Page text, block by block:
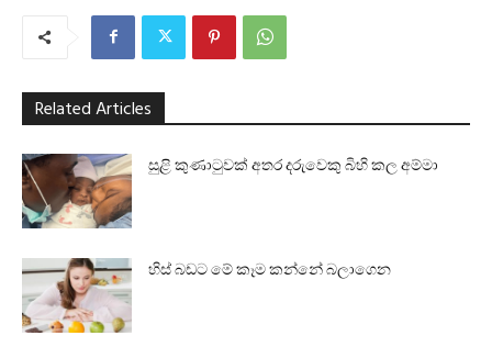
Related Articles
සුළි කුණාටුවක් අතර දරුවෙකු බිහි කල අම්මා
හිස් බඩට මේ කෑම කන්නේ බලාගෙන